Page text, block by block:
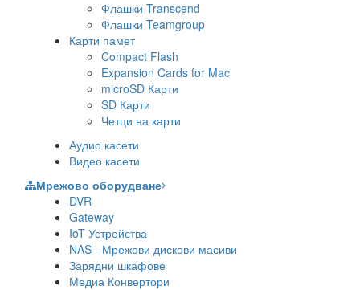
Флашки Transcend
Флашки Teamgroup
Карти памет
Compact Flash
Expansion Cards for Mac
microSD Карти
SD Карти
Четци на карти
Аудио касети
Видео касети
Мрежово оборудване
DVR
Gateway
IoT Устройства
NAS - Мрежови дискови масиви
Зарядни шкафове
Медиа Конвертори